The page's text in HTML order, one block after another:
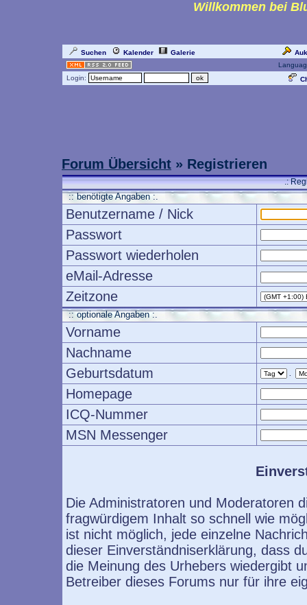
Willkommen bei
Suchen Kalender Galerie
Login:
Forum Übersicht » Registrieren
.:
:: benötigte Angaben :.
Benutzername / Nick
Passwort
Passwort wiederholen
eMail-Adresse
Zeitzone
:: optionale Angaben :.
Vorname
Nachname
Geburtsdatum
Homepage
ICQ-Nummer
MSN Messenger
Die Administratoren und Moderatoren
fragwürdigem Inhalt so schnell wie
ist nicht möglich, jede einzelne
dieser Einverständniserklärung, dass
die Meinung des Urhebers wiedergibt
Betreiber dieses Forums nur für ihre